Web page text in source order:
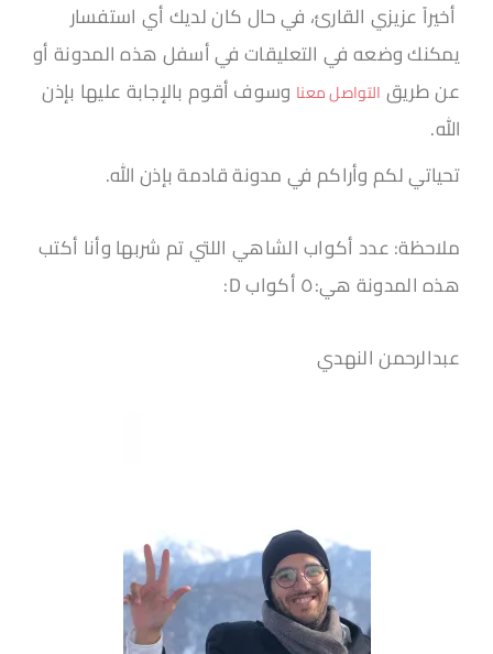
أخيراً عزيزي القارئ، في حال كان لديك أي استفسار
يمكنك وضعه في التعليقات في أسفل هذه المدونة أو
عن طريق التواصل معنا وسوف أقوم بالإجابة عليها بإذن
الله.
تحياتي لكم وأراكم في مدونة قادمة بإذن الله.
ملاحظة: عدد أكواب الشاهي اللتي تم شربها وأنا أكتب
هذه المدونة هي:٥ أكواب D:
عبدالرحمن النهدي